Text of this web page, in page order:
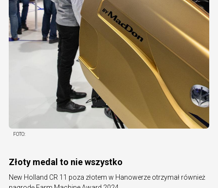
FOTO:
Złoty medal to nie wszystko
New Holland CR 11 poza złotem w Hanowerze otrzymał również